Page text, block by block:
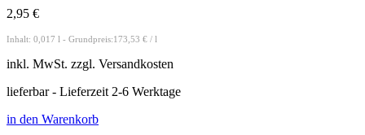
2,95 €
Inhalt: 0,017 l - Grundpreis:173,53 € / l
inkl. MwSt. zzgl. Versandkosten
lieferbar - Lieferzeit 2-6 Werktage
in den Warenkorb